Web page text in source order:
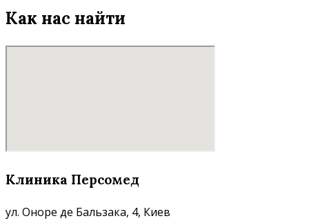
Как нас найти
Клиника Персомед
ул. Оноре де Бальзака, 4, Киев